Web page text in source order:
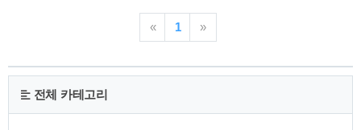
본의 규슈지방 실제 지도다. 이 지도를 오른쪽으로 90도 돌리면
포켓몬스터 오메가루비&알파사파이어 버전의 지도와 비슷하
90도 돌린 지도의 형태가 아주 비슷하다는 것을 알수 있다. 지도
에 동그랗게 표시된 위치가 바로 우리가 알고 있는 군함도의 위
치다. 포켓몬 루비&사파이어 지도상에서는 108번 수로 - 씨보
« 1 »
전체 카테고리